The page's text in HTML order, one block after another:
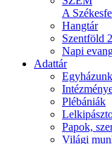
A
Hangtár
Szentföld
Napi
Adattár
Egyházunk
Plébániák
Papok,
Világi